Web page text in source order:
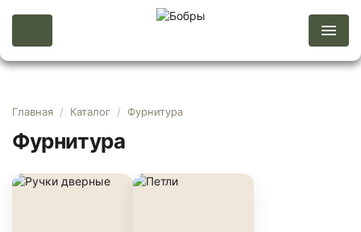
Главная / Каталог / Фурнитура
Фурнитура